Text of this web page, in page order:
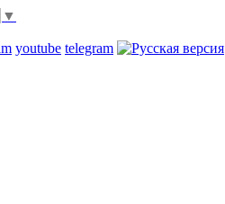
▼
youtube telegram